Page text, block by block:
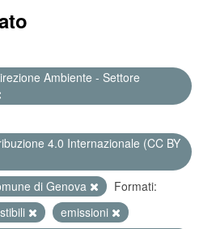
Ambiente - Settore
4.0 Internazionale (CC BY
di Genova
Formati:
emissioni